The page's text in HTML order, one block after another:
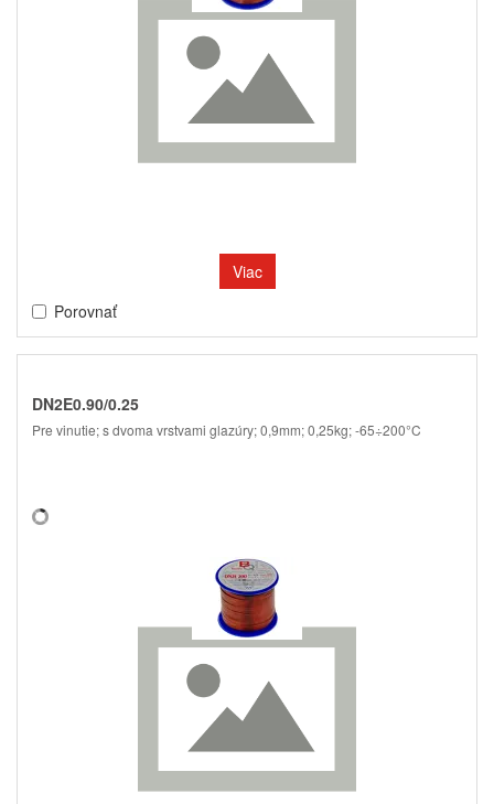
Viac
Porovnať
DN2E0.90/0.25
Pre vinutie; s dvoma vrstvami glazúry; 0,9mm; 0,25kg; -65÷200°C